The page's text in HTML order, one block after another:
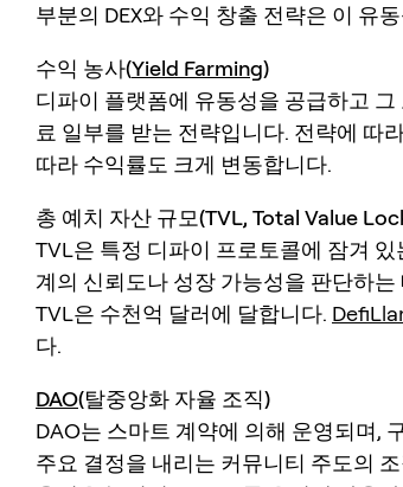
부분의 DEX와 수익 창출 전략은 이 유
수익 농사(Yield Farming)
디파이 플랫폼에 유동성을 공급하고
료 일부를 받는 전략입니다. 전략에 따
따라 수익률도 크게 변동합니다.
총 예치 자산 규모(TVL, Total Value
TVL은 특정 디파이 프로토콜에 잠겨
계의 신뢰도나 성장 가능성을 판단하
TVL은 수천억 달러에 달합니다.
다.
DAO(탈중앙화 자율 조직)
DAO는 스마트 계약에 의해 운영되며,
주요 결정을 내리는 커뮤니티 주도의